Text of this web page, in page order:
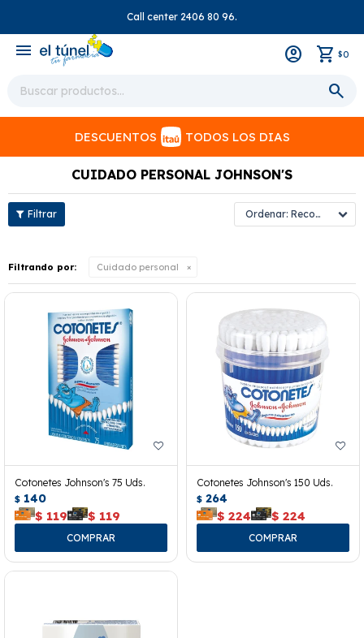
Call center 2406 80 96.
menu $0
DESCUENTOS TODOS LOS DIAS
CUIDADO PERSONAL JOHNSON'S
Recomendados
Filtrando por: Cuidado personal
Cotonetes Johnson's 75 Uds.
$ 140
$ 119 $ 119
Cotonetes Johnson's 150 Uds.
$ 264
$ 224 $ 224
close